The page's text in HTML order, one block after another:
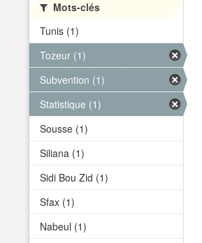
Mots-clés
Tunis (1)
Tozeur (1)
Subvention (1)
Statistique (1)
Sousse (1)
Siliana (1)
Sidi Bou Zid (1)
Sfax (1)
Nabeul (1)